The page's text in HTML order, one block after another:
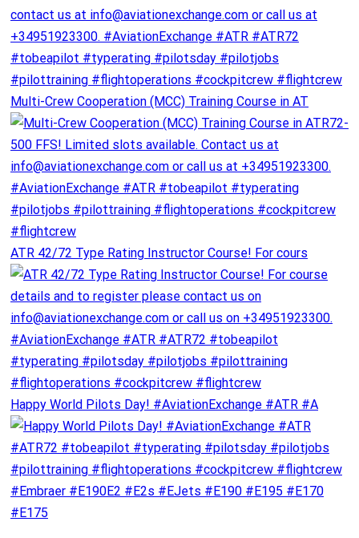
Multi-Crew Cooperation (MCC) Training Course in AT
ATR 42/72 Type Rating Instructor Course! For cours
Happy World Pilots Day! #AviationExchange #ATR #A